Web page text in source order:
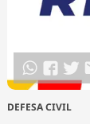
DEFESA CIVIL